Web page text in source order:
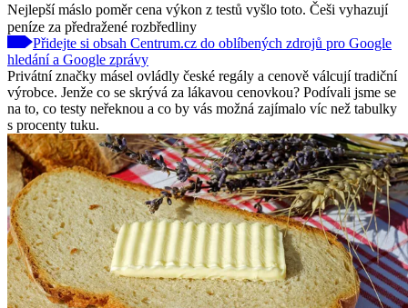
Nejlepší máslo poměr cena výkon z testů vyšlo toto. Češi vyhazují
peníze za předražené rozbředliny
Přidejte si obsah Centrum.cz do oblíbených zdrojů pro Google
hledání a Google zprávy
Privátní značky másel ovládly české regály a cenově válcují tradiční
výrobce. Jenže co se skrývá za lákavou cenovkou? Podívali jsme se
na to, co testy neřeknou a co by vás možná zajímalo víc než tabulky
s procenty tuku.